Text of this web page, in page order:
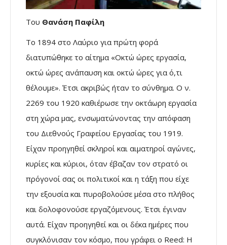
Του Θανάση Παφίλη
Το 1894 στο Λαύριο για πρώτη φορά
διατυπώθηκε το αίτημα «Οκτώ ώρες εργασία,
οκτώ ώρες ανάπαυση και οκτώ ώρες για ό,τι
θέλουμε». Έτσι ακριβώς ήταν το σύνθημα. Ο ν.
2269 του 1920 καθιέρωσε την οκτάωρη εργασία
στη χώρα μας, ενσωματώνοντας την απόφαση
του Διεθνούς Γραφείου Εργασίας του 1919.
Είχαν προηγηθεί σκληροί και αιματηροί αγώνες,
κυρίες και κύριοι, όταν έβαζαν τον στρατό οι
πρόγονοί σας οι πολιτικοί και η τάξη που είχε
την εξουσία και πυροβολούσε μέσα στο πλήθος
και δολοφονούσε εργαζόμενους. Έτσι έγιναν
αυτά. Είχαν προηγηθεί και οι δέκα ημέρες που
συγκλόνισαν τον κόσμο, που γράφει ο Reed: Η